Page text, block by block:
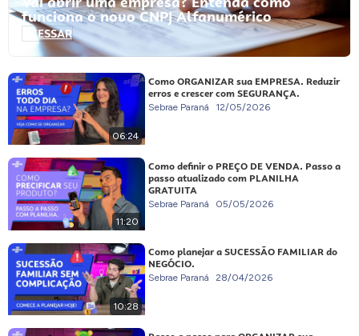
funciona o novo CNPJ Alfanumérico
ACESSAR
06:24
Como ORGANIZAR sua EMPRESA. Reduzir
erros e crescer com SEGURANÇA.
Sebrae Paraná 12/05/2026
11:20
Como definir o PREÇO DE VENDA. Passo a
passo atualizado com PLANILHA
GRATUITA
Sebrae Paraná 05/05/2026
10:28
Como planejar a SUCESSÃO FAMILIAR do
NEGÓCIO.
Sebrae Paraná 28/04/2026